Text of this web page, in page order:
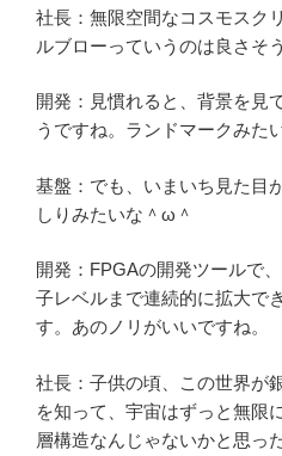
社長：無限空間なコスモスク
ルブローっていうのは良さそ
開発：見慣れると、背景を見
うですね。ランドマークみたい
基盤：でも、いまいち見た目
しりみたいな＾ω＾
開発：FPGAの開発ツールで
子レベルまで連続的に拡大で
す。あのノリがいいですね。
社長：子供の頃、この世界が
を知って、宇宙はずっと無限
層構造なんじゃないかと思っ